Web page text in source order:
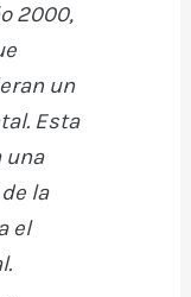
2000,
un
Esta
una
la
el